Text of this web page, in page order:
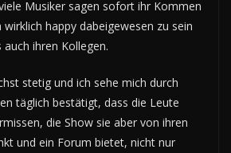
Musiker sagen sofort ihr Kommen
wirklich happy dabeigewesen zu sein
ihren Kollegen.
stetig und ich sehe mich durch
täglich bestätigt, dass die Leute
die Show sie aber von ihren
und ein Forum bietet, nicht nur